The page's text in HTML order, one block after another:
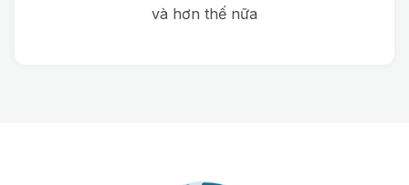
và hơn thế nữa